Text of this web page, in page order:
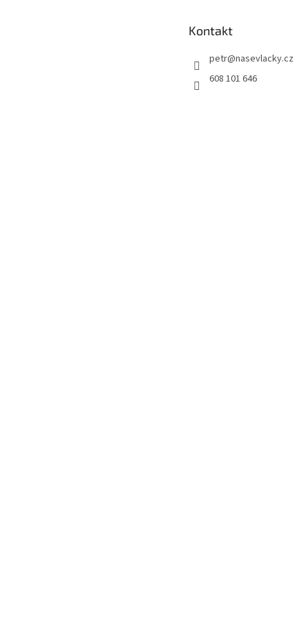
Kontakt
petr@nasevlacky.cz
608 101 646